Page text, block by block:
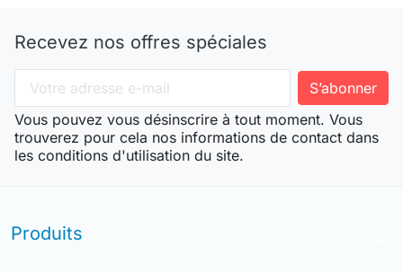
Recevez nos offres spéciales
Vous pouvez vous désinscrire à tout moment. Vous
trouverez pour cela nos informations de contact dans
les conditions d'utilisation du site.
Produits